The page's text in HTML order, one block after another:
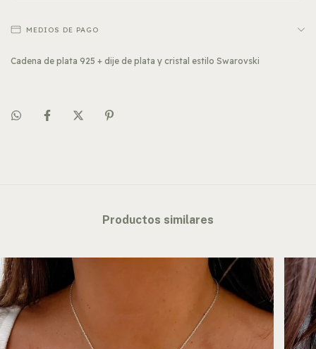
MEDIOS DE PAGO
Cadena de plata 925 + dije de plata y cristal estilo Swarovski
Productos similares